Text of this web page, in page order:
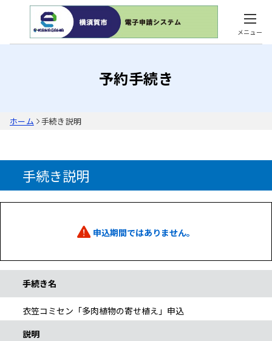
メニュー
予約手続き
ホーム 手続き説明
手続き説明
申込期間ではありません。
手続き名
衣笠コミセン「多肉植物の寄せ植え」申込
説明